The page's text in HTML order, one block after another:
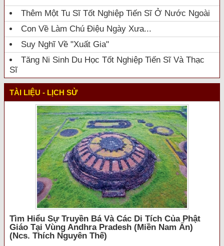
Thêm Một Tu Sĩ Tốt Nghiệp Tiến Sĩ Ở Nước Ngoài
Con Về Làm Chú Điệu Ngày Xưa...
Suy Nghĩ Về "xuất Gia"
Tăng Ni Sinh Du Học Tốt Nghiệp Tiến Sĩ Và Thạc
Sĩ
TÀI LIỆU - LỊCH SỬ
Tìm Hiểu Sự Truyền Bá Và Các Di Tích Của Phật
Giáo Tại Vùng Andhra Pradesh (miền Nam Ấn)
(ncs. Thích Nguyên Thế)